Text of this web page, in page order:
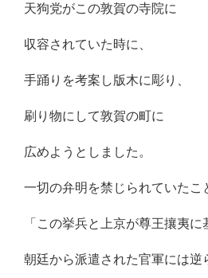
天狗党がこの敦賀の寺院に
収容されていた時に、
手踊りを考案し版木に彫り、
刷り物にして敦賀の町に
広めようとしました。
一切の弁明を禁じられていたこ
「この挙兵と上京が尊王攘夷に
朝廷から派遣された官軍には逆